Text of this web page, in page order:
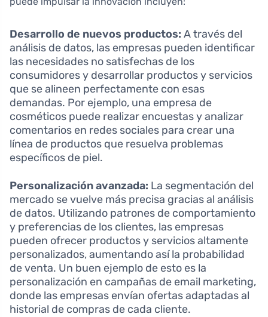
Desarrollo de nuevos productos: A través del
análisis de datos, las empresas pueden identificar
las necesidades no satisfechas de los
consumidores y desarrollar productos y servicios
que se alineen perfectamente con esas
demandas. Por ejemplo, una empresa de
cosméticos puede realizar encuestas y analizar
comentarios en redes sociales para crear una
línea de productos que resuelva problemas
específicos de piel.
Personalización avanzada: La segmentación del
mercado se vuelve más precisa gracias al análisis
de datos. Utilizando patrones de comportamiento
y preferencias de los clientes, las empresas
pueden ofrecer productos y servicios altamente
personalizados, aumentando así la probabilidad
de venta. Un buen ejemplo de esto es la
personalización en campañas de email marketing,
donde las empresas envían ofertas adaptadas al
historial de compras de cada cliente.